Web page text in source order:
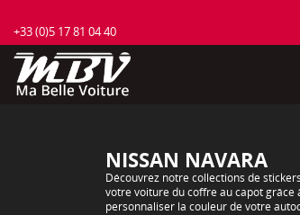
+33 (0)5 17 81 04 40
NISSAN NAVARA
Découvrez notre collections de
votre voiture du coffre au capot grâce
personnaliser la couleur de votre